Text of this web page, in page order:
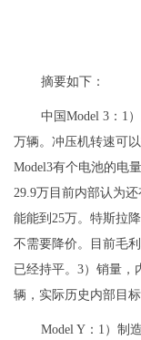
摘要如下：
中国Model 3：1
万辆。冲压机转速可
Model3有个电池的电
29.9万目前内部认为
能能到25万。特斯拉
不需要降价。目前毛
已经持平。3）销量，
辆，实际历史内部目
Model Y：1）制